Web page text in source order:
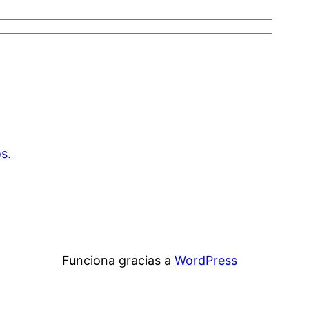
Funciona gracias a WordPress